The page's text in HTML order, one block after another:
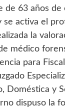
de 63 años de
se activa el
la
médico
para
Doméstica y
dispuso la